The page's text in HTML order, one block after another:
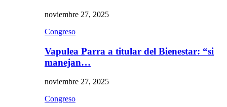
noviembre 27, 2025
Congreso
Vapulea Parra a titular del Bienestar: “si
manejan…
noviembre 27, 2025
Congreso